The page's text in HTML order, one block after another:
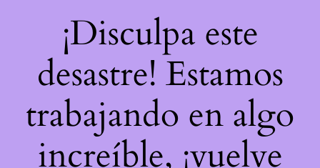
¡Disculpa este
desastre! Estamos
trabajando en algo
increíble, ¡vuelve